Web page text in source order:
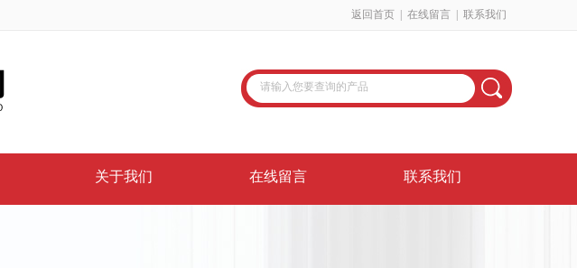
返回首页 在线留言 联系我们
关于我们 在线留言 联系我们